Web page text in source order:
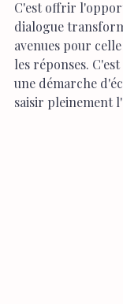
C'est offrir
dialogue
avenues pour
les réponses.
une démarche
saisir pleinement